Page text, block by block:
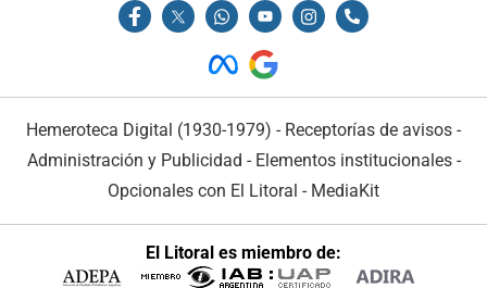
Hemeroteca Digital (1930-1979) - Receptorías de avisos -
Administración y Publicidad - Elementos institucionales-
Opcionales con El Litoral - MediaKit
El Litoral es miembro de: